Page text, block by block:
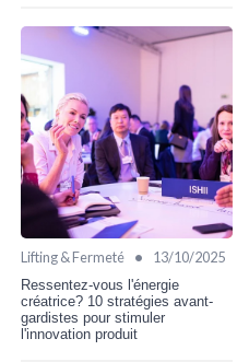
Lifting & Fermeté • 13/10/2025
Ressentez-vous l'énergie
créatrice? 10 stratégies avant-
gardistes pour stimuler
l'innovation produit